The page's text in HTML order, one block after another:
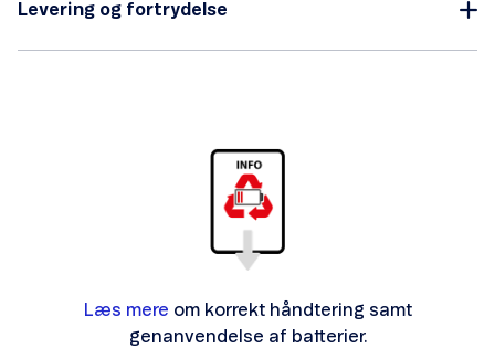
Levering og fortrydelse
Læs mere om korrekt håndtering samt
genanvendelse af batterier.